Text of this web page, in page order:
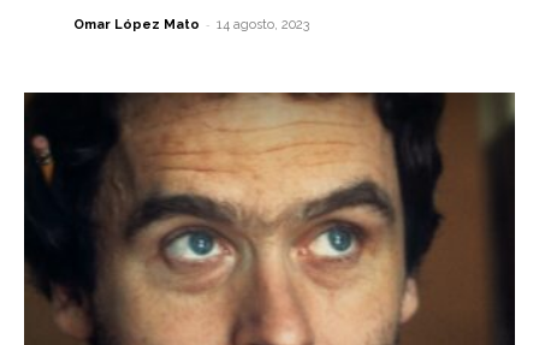
Omar López Mato - 14 agosto, 2023